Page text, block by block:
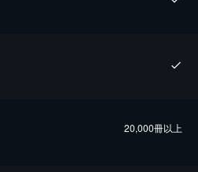
20,000冊以上